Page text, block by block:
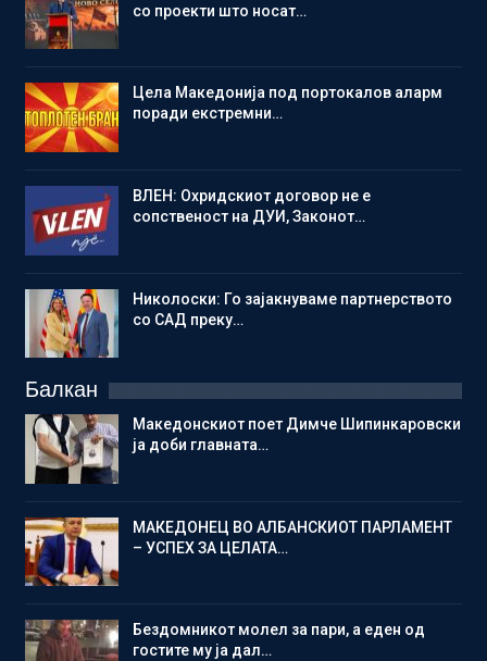
со проекти што носат…
Цела Македонија под портокалов аларм
поради екстремни…
ВЛЕН: Охридскиот договор не е
сопственост на ДУИ, Законот…
Николоски: Го зајакнуваме партнерството
со САД преку…
Балкан
Македонскиот поет Димче Шипинкаровски
ја доби главната…
МАКЕДОНЕЦ ВО АЛБАНСКИОТ ПАРЛАМЕНТ
– УСПЕХ ЗА ЦЕЛАТА…
Бездомникот молел за пари, а еден од
гостите му ја дал…